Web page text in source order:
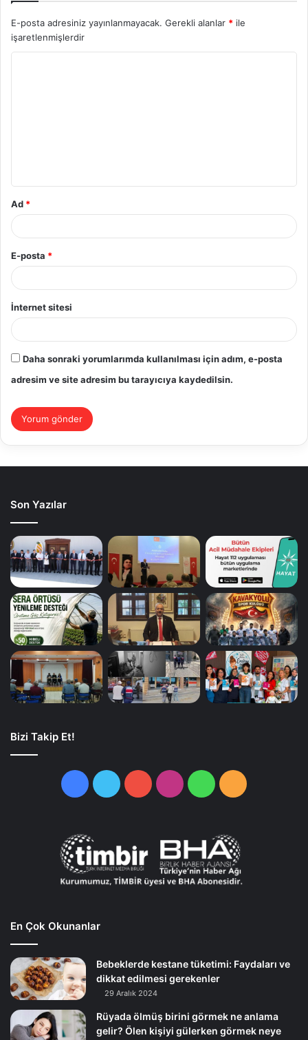
E-posta adresiniz yayınlanmayacak. Gerekli alanlar * ile
işaretlenmişlerdir
Ad *
E-posta *
İnternet sitesi
Daha sonraki yorumlarımda kullanılması için adım, e-posta
adresim ve site adresim bu tarayıcıya kaydedilsin.
Son Yazılar
Bizi Takip Et!
FacebookTwitterYouTubeInstagramWhatsApp
RSS
En Çok Okunanlar
Bebeklerde kestane tüketimi: Faydaları ve
dikkat edilmesi gerekenler
29 Aralık 2024
Rüyada ölmüş birini görmek ne anlama
gelir? Ölen kişiyi gülerken görmek neye